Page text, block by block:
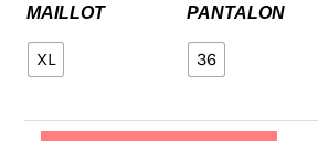
était :
319,99 €.
est :
190,90 €.
MAILLOT
XL
PANTALON
36
quantité
de
Tenue
motocross